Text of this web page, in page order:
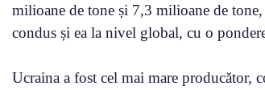
milioane de tone și 7,3 milioane de
condus și ea la nivel global, cu o
Ucraina a fost cel mai mare producător,